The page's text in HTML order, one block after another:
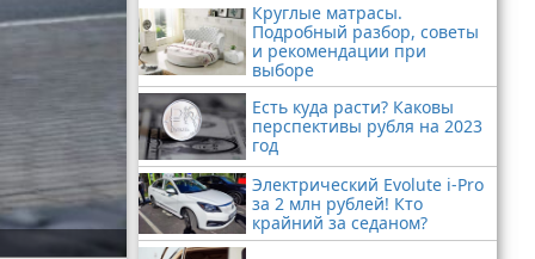
Круглые матрасы.
Подробный разбор, советы
и рекомендации при
выборе
Есть куда расти? Каковы
перспективы рубля на 2023
год
Электрический Evolute i-Pro
за 2 млн рублей! Кто
крайний за седаном?